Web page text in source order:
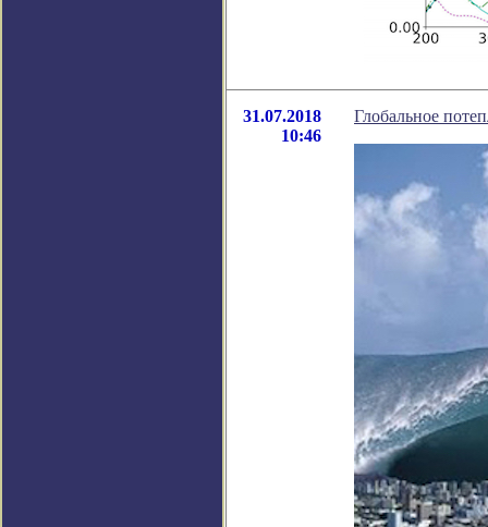
31.07.2018
10:46
Глобальное